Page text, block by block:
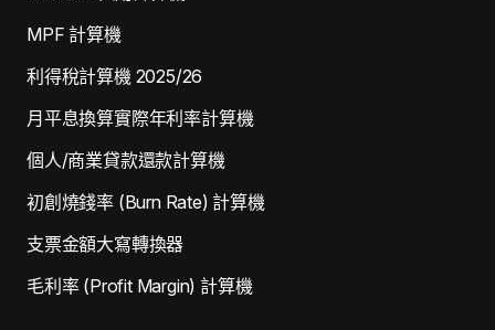
MPF 計算機
利得稅計算機 2025/26
月平息換算實際年利率計算機
個人/商業貸款還款計算機
初創燒錢率 (Burn Rate) 計算機
支票金額大寫轉換器
毛利率 (Profit Margin) 計算機